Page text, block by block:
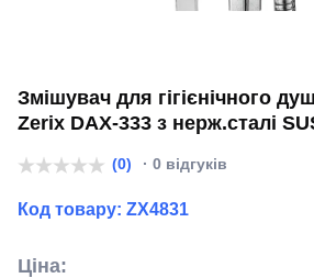
Змішувач для гігієнічного
Zerix DAX-333 з нерж.сталі
(0) · 0 відгуків
Код товару: ZX4831
Ціна: